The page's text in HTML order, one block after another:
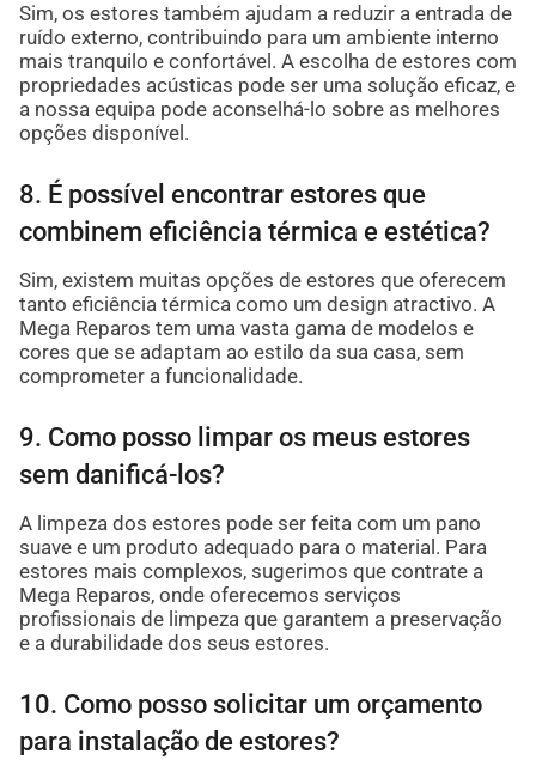
Sim, os estores também ajudam a reduzir a entrada de
ruído externo, contribuindo para um ambiente interno
mais tranquilo e confortável. A escolha de estores com
propriedades acústicas pode ser uma solução eficaz, e
a nossa equipa pode aconselhá-lo sobre as melhores
opções disponível.
8. É possível encontrar estores que
combinem eficiência térmica e estética?
Sim, existem muitas opções de estores que oferecem
tanto eficiência térmica como um design atractivo. A
Mega Reparos tem uma vasta gama de modelos e
cores que se adaptam ao estilo da sua casa, sem
comprometer a funcionalidade.
9. Como posso limpar os meus estores
sem danificá-los?
A limpeza dos estores pode ser feita com um pano
suave e um produto adequado para o material. Para
estores mais complexos, sugerimos que contrate a
Mega Reparos, onde oferecemos serviços
profissionais de limpeza que garantem a preservação
e a durabilidade dos seus estores.
10. Como posso solicitar um orçamento
para instalação de estores?